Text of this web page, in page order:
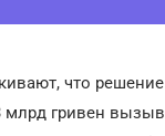
что
млрд гривен